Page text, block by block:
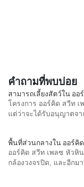
คำถามที่พบบ่อย
สามารถเลี้ยงสัตว์ใน ออ
โครงการ ออร์คิด สวีท
แต่ว่าจะได้รับอนุญาตจ
พื้นที่ส่วนกลางใน ออร์คิ
ออร์คิด สวีท เพลซ หัวหิ
กล้องวงจรปิด, และอีกม